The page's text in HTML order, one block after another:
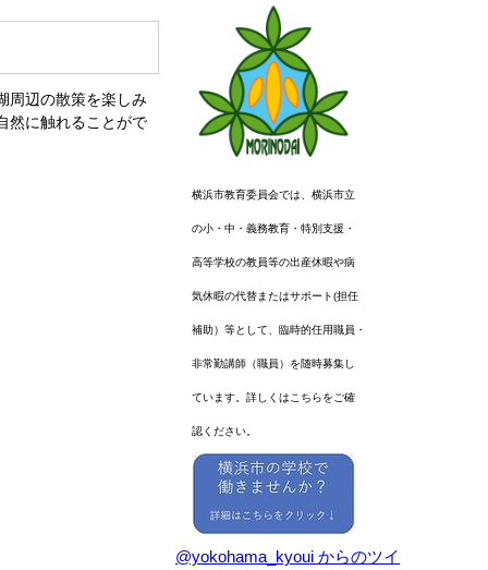
周辺の散策を楽しみ
然に触れることがで
横浜市教育委員会では、横浜市立
の小・中・義務教育・特別支援・
高等学校の教員等の出産休暇や病
気休暇の代替またはサポート(担任
補助）等として、臨時的任用職員・
非常勤講師（職員）を随時募集し
ています。詳しくはこちらをご確
認ください。
@yokohama_kyoui からのツイ